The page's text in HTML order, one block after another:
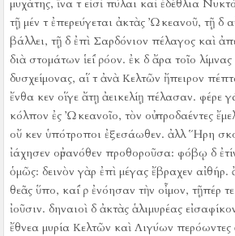
μυχάτης, ἵνα τ εἰσὶ πύλαι καὶ ἐδέθλια
τῇ μέν τ ἐπερεύγεται ἀκτὰς Ὠκεανοῦ, τῇ δ
βάλλει, τῇ δ ἐπὶ Σαρδόνιον πέλαγος καὶ
διὰ στομάτων ἱεί ῥόον. ἐκ δ ἄρα τοῖο
δυσχείμονας, αἵ τ ἀνὰ Κελτῶν ἤπειρον
ἔνθα κεν οἵγε ἄτῃ ἀεικελίῃ πέλασαν. φέρε
κόλπον ἐς Ὠκεανοῖο, τὸν οὐ προδαέντες
οὔ κεν ὑπότροποι ἐξεσάωθεν. ἀλλ Ἥρη
ἰάχησεν οὐρανόθεν προθοροῦσα: φόβῳ δ
ὁμῶς: δεινὸν γὰρ ἐπὶ μέγας ἔβραχεν αἰθήρ.
θεᾶς ὕπο, καί ῥ ἐνόησαν τὴν οἶμον, τῇπέρ
ἰοῦσιν. δηναιοὶ δ ἀκτὰς ἁλιμυρέας
ἔθνεα μυρία Κελτῶν καὶ Λιγύων περόωντες